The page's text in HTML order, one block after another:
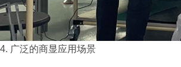
4. 广泛的商显应用场景